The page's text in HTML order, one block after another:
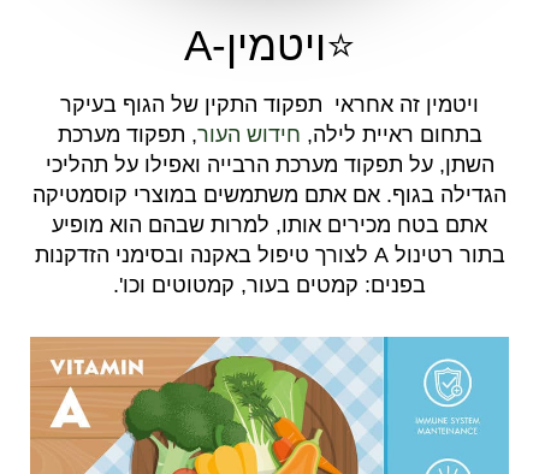
⭐ויטמין-A
ויטמין זה אחראי תפקוד התקין של הגוף בעיקר
בתחום ראיית לילה, חידוש העור, תפקוד מערכת
השתן, על תפקוד מערכת הרבייה ואפילו על תהליכי
הגדילה בגוף. אם אתם משתמשים במוצרי קוסמטיקה
אתם בטח מכירים אותו, למרות שבהם הוא מופיע
בתור רטינול A לצורך טיפול באקנה ובסימני הזדקנות
בפנים: קמטים בעור, קמטוטים וכו'.